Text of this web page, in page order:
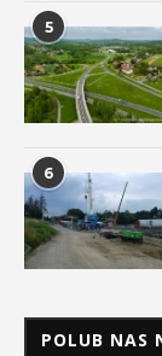
5
6
POLUB NAS